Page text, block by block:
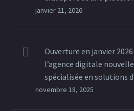
janvier 21, 2026
Ouverture en janvier
l’agence digitale
spécialisée en solutions
novembre 18, 2025